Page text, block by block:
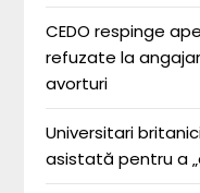
CEDO respinge
refuzate la
avorturi
Universitari
asistată pentru a